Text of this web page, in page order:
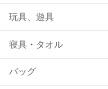
玩具、遊具
寝具・タオル
バッグ